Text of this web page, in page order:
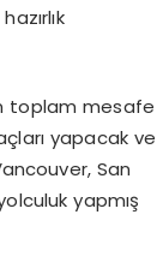
toplam mesafe
yapacak ve
San
yapmış